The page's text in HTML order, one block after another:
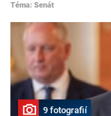
Téma: Senát
9 fotografií